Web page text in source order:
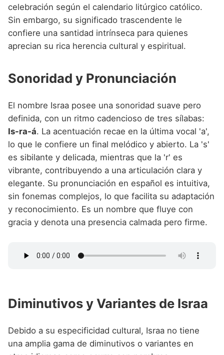
celebración según el calendario litúrgico católico.
Sin embargo, su significado trascendente le
confiere una santidad intrínseca para quienes
aprecian su rica herencia cultural y espiritual.
Sonoridad y Pronunciación
El nombre Israa posee una sonoridad suave pero
definida, con un ritmo cadencioso de tres sílabas:
Is-ra-á. La acentuación recae en la última vocal 'a',
lo que le confiere un final melódico y abierto. La 's'
es sibilante y delicada, mientras que la 'r' es
vibrante, contribuyendo a una articulación clara y
elegante. Su pronunciación en español es intuitiva,
sin fonemas complejos, lo que facilita su adaptación
y reconocimiento. Es un nombre que fluye con
gracia y denota una presencia calmada pero firme.
Diminutivos y Variantes de Israa
Debido a su especificidad cultural, Israa no tiene
una amplia gama de diminutivos o variantes en